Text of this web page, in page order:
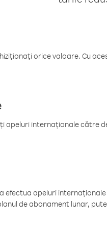
orice valoare. Cu
apeluri internaționale către
efectua apeluri
de abonament lunar,